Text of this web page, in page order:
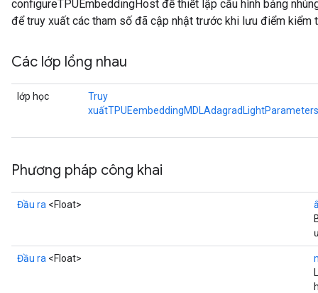
configureTPUEmbeddingHost để thiết lập cấu hình bảng
để truy xuất các tham số đã cập nhật trước khi lưu điểm kiểm
Các lớp lồng nhau
lớp học
Truy
Phương pháp công khai
Đầu ra <Float>
Đầu ra <Float>